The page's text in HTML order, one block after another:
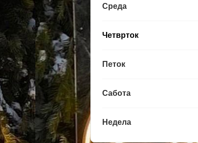
Среда
Четврток
Петок
Сабота
Недела